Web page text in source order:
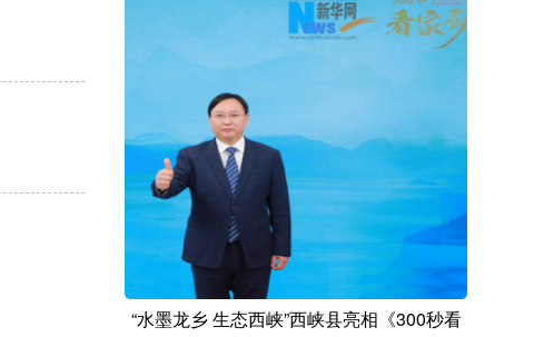
“水墨龙乡 生态西峡”西峡县亮相《300秒看